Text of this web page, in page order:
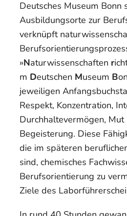
Deutsches Museum Bonn
Ausbildungsorte zur
verknüpft
»Naturwissenschaften r
m Deutschen Museum B
jeweiligen
Respekt, Konzentration,
Durchhaltevermögen, Mut
Begeisterung. Diese
die im späteren
sind, chemisches
Berufsorientierung zu
Ziele des